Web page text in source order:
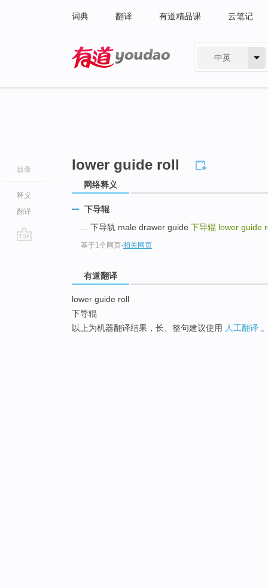
词典 翻译 有道精品课 云笔记
中英
目录
释义
翻译
lower guide roll
网络释义
下导辊
... 下导轨 male drawer guide 下导辊 lower guide
基于1个网页-相关网页
有道翻译
lower guide roll
下导辊
以上为机器翻译结果，长、整句建议使用 人工翻译